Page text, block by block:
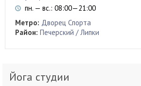
пн. — вс.: 08:00—21:00
Метро: Дворец Спорта
Район: Печерский / Липки
Йога студии